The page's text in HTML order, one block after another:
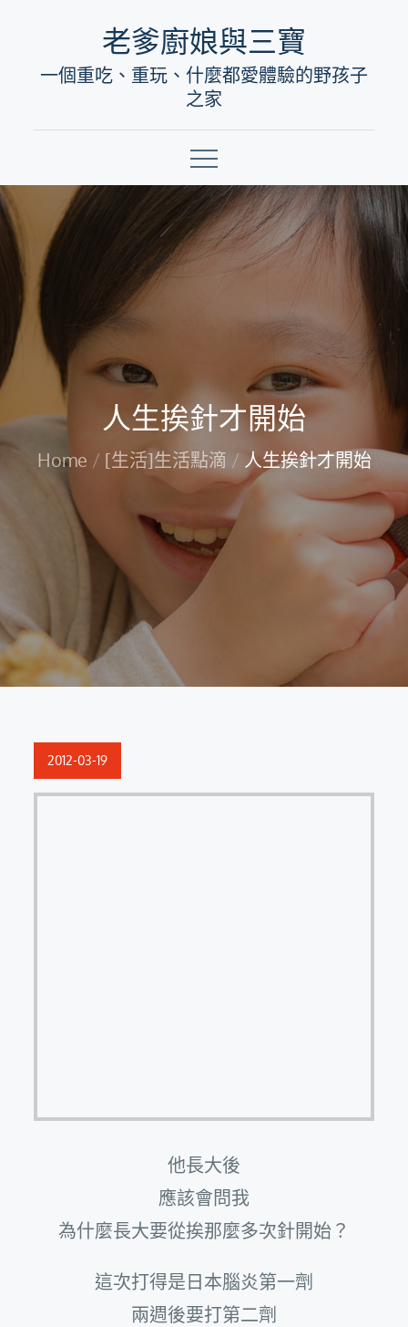
content
老爹廚娘與三寶
一個重吃、重玩、什麼都愛體驗的野孩子
之家
人生挨針才開始
Home [生活]生活點滴 人生挨針才開始
Posted
on
2012-03-19
他長大後
應該會問我
為什麼長大要從挨那麼多次針開始？
這次打得是日本腦炎第一劑
兩週後要打第二劑